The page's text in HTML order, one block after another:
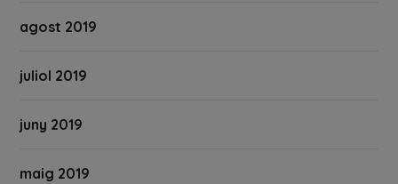
agost 2019
juliol 2019
juny 2019
maig 2019